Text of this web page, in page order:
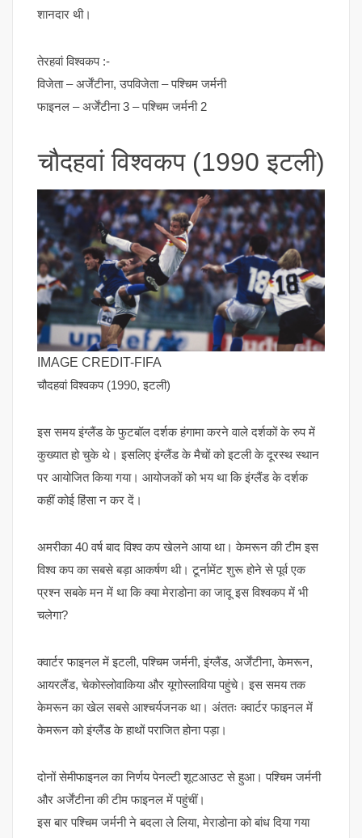
शानदार थी।
तेरहवां विश्वकप :-
विजेता – अर्जेंटीना, उपविजेता – पश्चिम जर्मनी
फाइनल – अर्जेंटीना 3 – पश्चिम जर्मनी 2
चौदहवां विश्वकप (1990 इटली)
IMAGE CREDIT-FIFA
चौदहवां विश्वकप (1990, इटली)
इस समय इंग्लैंड के फुटबॉल दर्शक हंगामा करने वाले दर्शकों के रुप में
कुख्यात हो चुके थे। इसलिए इंग्लैंड के मैचों को इटली के दूरस्थ स्थान
पर आयोजित किया गया। आयोजकों को भय था कि इंग्लैंड के दर्शक
कहीं कोई हिंसा न कर दें।
अमरीका 40 वर्ष बाद विश्व कप खेलने आया था। केमरून की टीम इस
विश्व कप का सबसे बड़ा आकर्षण थी। टूर्नामेंट शुरू होने से पूर्व एक
प्रश्न सबके मन में था कि क्या मेराडोना का जादू इस विश्वकप में भी
चलेगा?
क्वार्टर फाइनल में इटली, पश्चिम जर्मनी, इंग्लैंड, अर्जेंटीना, केमरून,
आयरलैंड, चेकोस्लोवाकिया और यूगोस्लाविया पहुंचे। इस समय तक
केमरून का खेल सबसे आश्चर्यजनक था। अंततः क्वार्टर फाइनल में
केमरून को इंग्लैंड के हाथों पराजित होना पड़ा।
दोनों सेमीफाइनल का निर्णय पेनल्टी शूटआउट से हुआ। पश्चिम जर्मनी
और अर्जेंटीना की टीम फाइनल में पहुंचीं।
इस बार पश्चिम जर्मनी ने बदला ले लिया, मेराडोना को बांध दिया गया